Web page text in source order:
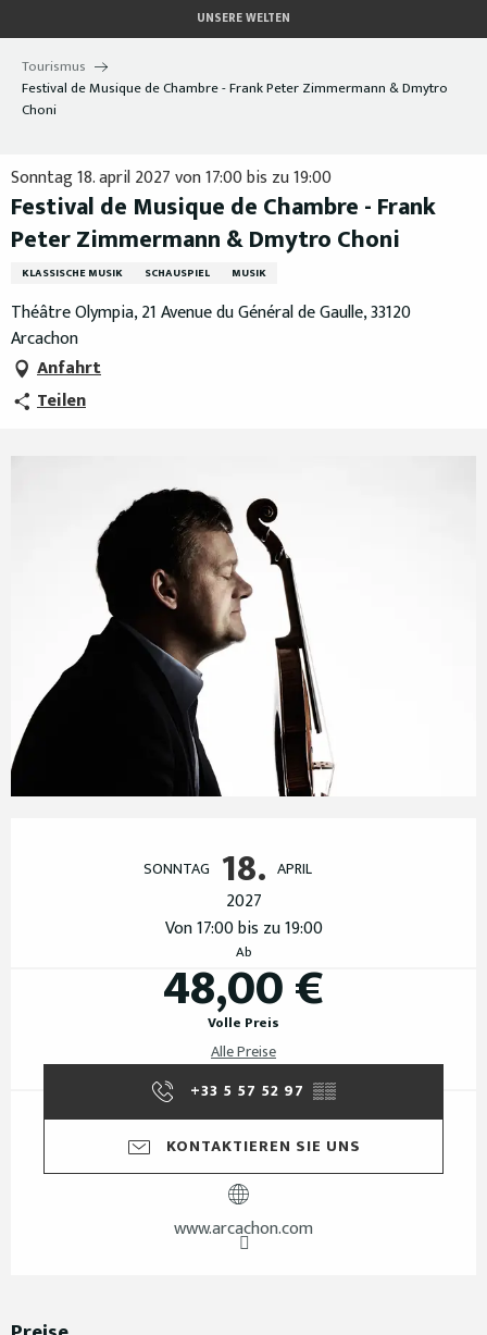
au
contenu
principal
UNSERE WELTEN
Tourismus
Festival de Musique de Chambre - Frank Peter Zimmermann & Dmytro
Choni
Sonntag 18. april 2027 von 17:00 bis zu 19:00
Festival de Musique de Chambre - Frank
Peter Zimmermann & Dmytro Choni
KLASSISCHE MUSIK SCHAUSPIEL MUSIK
Théâtre Olympia, 21 Avenue du Général de Gaulle, 33120
Arcachon
Anfahrt
Teilen
SONNTAG 18. APRIL
2027
Von 17:00 bis zu 19:00
Ab
48,00 €
Volle Preis
Alle Preise
+33 5 57 52 97 ▒▒
KONTAKTIEREN SIE UNS
www.arcachon.com